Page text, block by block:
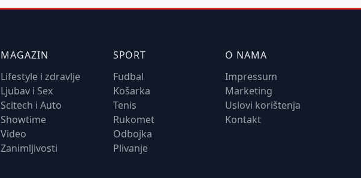
MAGAZIN
Lifestyle i zdravlje
Ljubav i Sex
Scitech i Auto
Showtime
Video
Zanimljivosti
SPORT
Fudbal
Košarka
Tenis
Rukomet
Odbojka
Plivanje
O NAMA
Impressum
Marketing
Uslovi korištenja
Kontakt